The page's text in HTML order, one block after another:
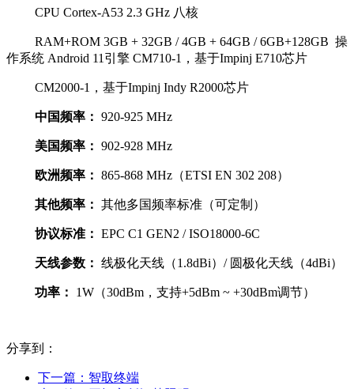
CPU Cortex-A53 2.3 GHz 八核
RAM+ROM 3GB + 32GB / 4GB + 64GB / 6GB+128GB 操
作系统 Android 11引擎 CM710-1，基于Impinj E710芯片
CM2000-1，基于Impinj Indy R2000芯片
中国频率： 920-925 MHz
美国频率： 902-928 MHz
欧洲频率： 865-868 MHz（ETSI EN 302 208）
其他频率： 其他多国频率标准（可定制）
协议标准： EPC C1 GEN2 / ISO18000-6C
天线参数： 线极化天线（1.8dBi）/ 圆极化天线（4dBi）
功率： 1W（30dBm，支持+5dBm ~ +30dBm调节）
分享到：
下一篇： 智取终端